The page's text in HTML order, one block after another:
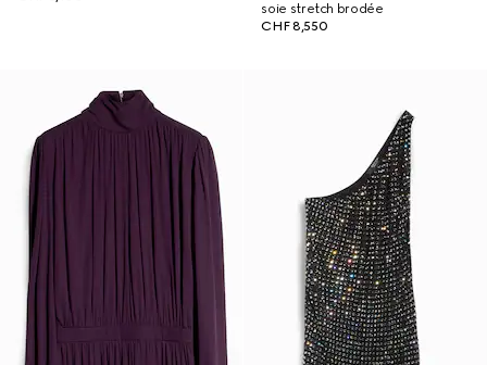
soie stretch brodée
CHF 8,550